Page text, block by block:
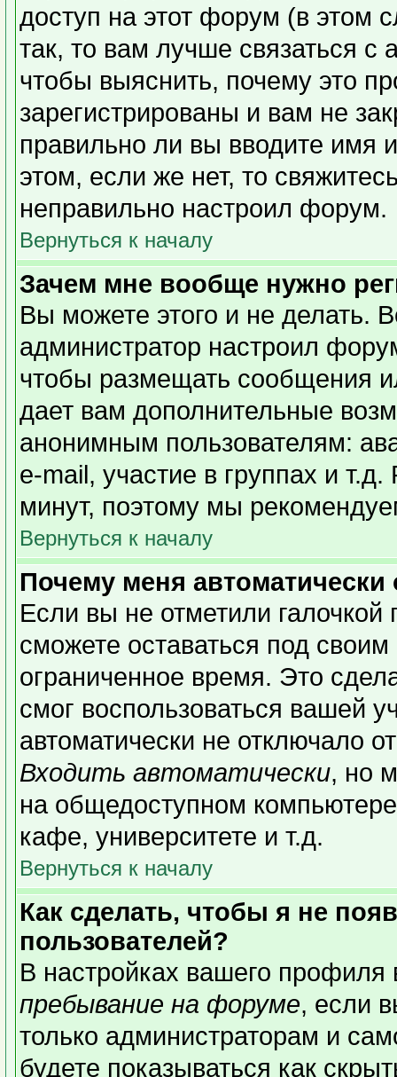
доступ на этот форум (в этом
так, то вам лучше связаться
чтобы выяснить, почему это
зарегистрированы и вам не
правильно ли вы вводите
этом, если же нет, то
неправильно настроил форум.
Вернуться к началу
Зачем мне вообще нужно
Вы можете этого и не делать.
администратор настроил
чтобы размещать сообщения
дает вам дополнительные
анонимным пользователям:
e-mail, участие в группах и
минут, поэтому мы
Вернуться к началу
Почему меня автоматически
Если вы не отметили галочкой
сможете оставаться под
ограниченное время. Это
смог воспользоваться вашей
автоматически не отключало
Входить автоматически, но
на общедоступном
кафе, университете и т.д.
Вернуться к началу
Как сделать, чтобы я не
пользователей?
В настройках вашего
пребывание на форуме, если
только администраторам и
будете показываться как